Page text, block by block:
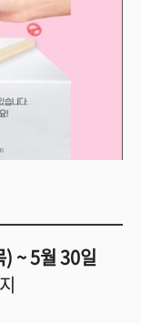
~ 5월 30일